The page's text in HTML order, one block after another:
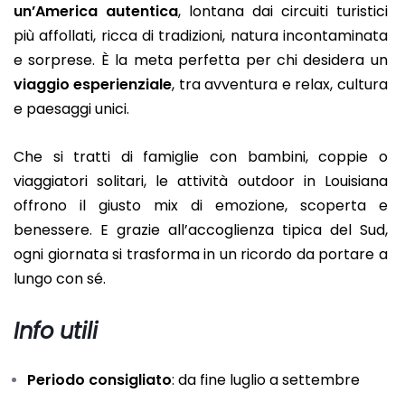
un’America autentica, lontana dai circuiti turistici
più affollati, ricca di tradizioni, natura incontaminata
e sorprese. È la meta perfetta per chi desidera un
viaggio esperienziale, tra avventura e relax, cultura
e paesaggi unici.
Che si tratti di famiglie con bambini, coppie o
viaggiatori solitari, le attività outdoor in Louisiana
offrono il giusto mix di emozione, scoperta e
benessere. E grazie all’accoglienza tipica del Sud,
ogni giornata si trasforma in un ricordo da portare a
lungo con sé.
Info utili
Periodo consigliato: da fine luglio a settembre